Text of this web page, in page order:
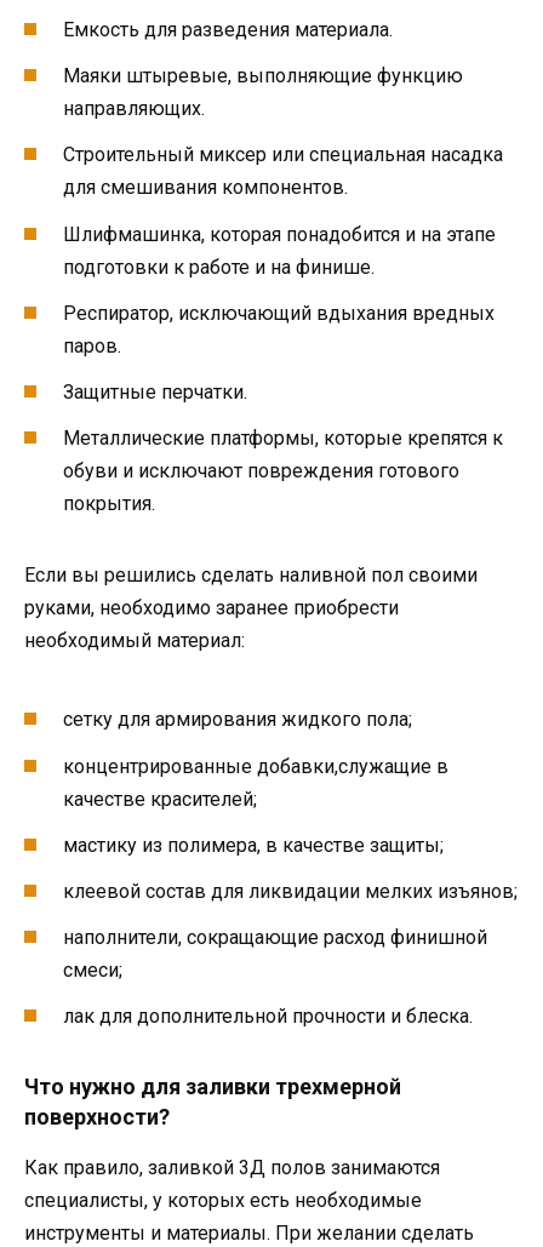
Емкость для разведения материала.
Маяки штыревые, выполняющие функцию
направляющих.
Строительный миксер или специальная насадка
для смешивания компонентов.
Шлифмашинка, которая понадобится и на этапе
подготовки к работе и на финише.
Респиратор, исключающий вдыхания вредных
паров.
Защитные перчатки.
Металлические платформы, которые крепятся к
обуви и исключают повреждения готового
покрытия.
Если вы решились сделать наливной пол своими
руками, необходимо заранее приобрести
необходимый материал:
сетку для армирования жидкого пола;
концентрированные добавки,служащие в
качестве красителей;
мастику из полимера, в качестве защиты;
клеевой состав для ликвидации мелких изъянов;
наполнители, сокращающие расход финишной
смеси;
лак для дополнительной прочности и блеска.
Что нужно для заливки трехмерной
поверхности?
Как правило, заливкой 3Д полов занимаются
специалисты, у которых есть необходимые
инструменты и материалы. При желании сделать